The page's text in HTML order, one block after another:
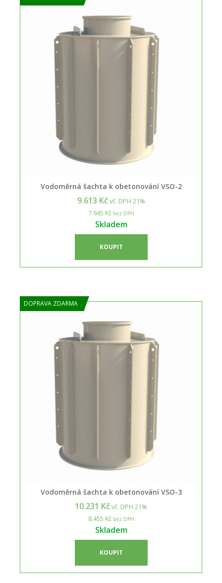
Vodoměrná šachta k obetonování VSO-2
9.613 Kčvč. DPH 21%
7.945 Kčbez DPH
Skladem
KOUPIT
DOPRAVA ZDARMA
Vodoměrná šachta k obetonování VSO-3
10.231 Kčvč. DPH 21%
8.455 Kčbez DPH
Skladem
KOUPIT